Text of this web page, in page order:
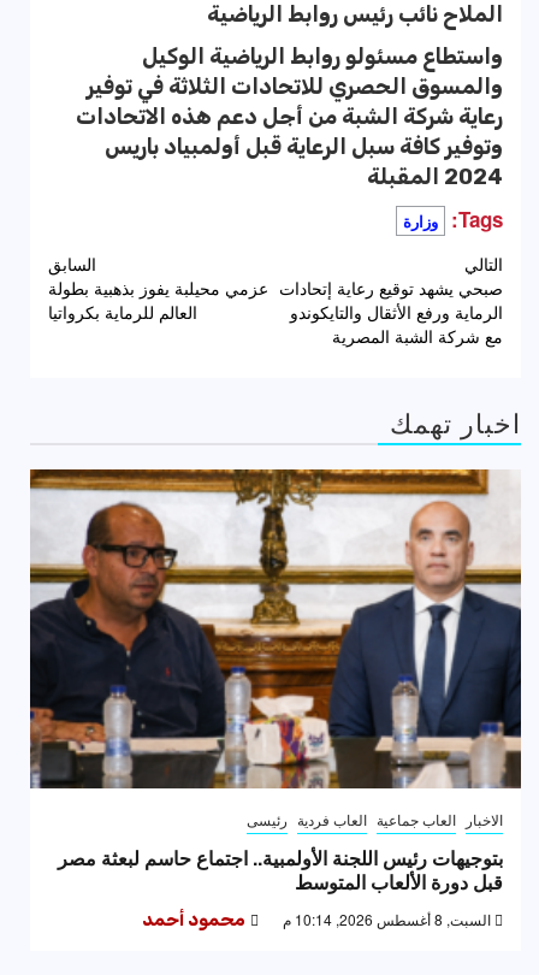
الملاح نائب رئيس روابط الرياضية
واستطاع مسئولو روابط الرياضية الوكيل
والمسوق الحصري للاتحادات الثلاثة في توفير
رعاية شركة الشبة من أجل دعم هذه الاتحادات
وتوفير كافة سبل الرعاية قبل أولمبياد باريس
2024 المقبلة
Tags: وزارة
تصفّح
المقالات
السابق
عزمي محيلبة يفوز بذهبية بطولة
العالم للرماية بكرواتيا
التالي
صبحي يشهد توقيع رعاية إتحادات
الرماية ورفع الأثقال والتايكوندو
مع شركة الشبة المصرية
اخبار تهمك
الاخبار العاب جماعية العاب فردية رئيسى
بتوجيهات رئيس اللجنة الأولمبية.. اجتماع حاسم لبعثة مصر
قبل دورة الألعاب المتوسط
السبت, 8 أغسطس 2026, 10:14 م محمود أحمد